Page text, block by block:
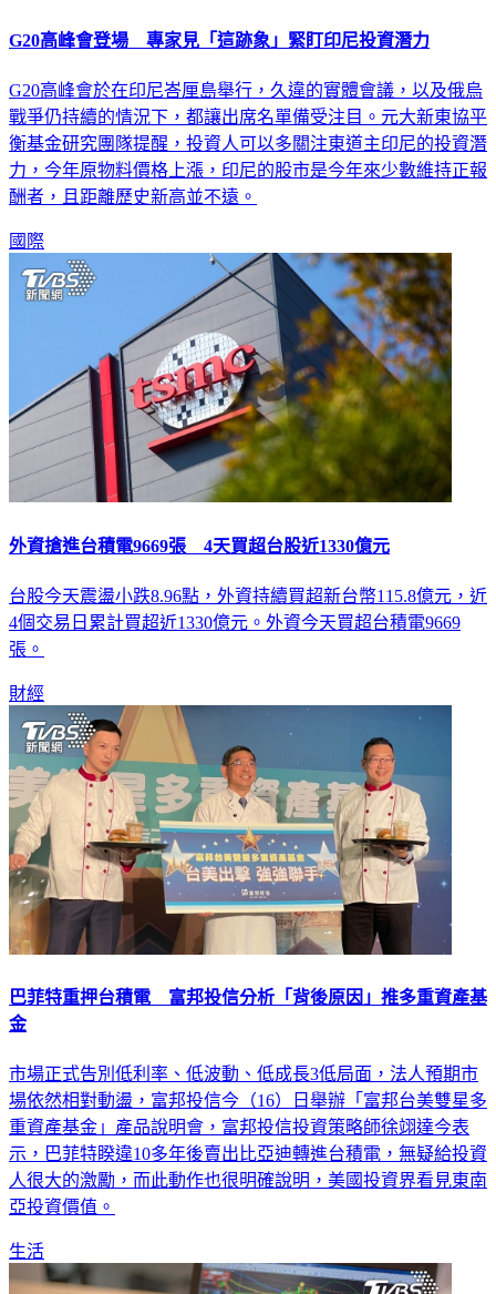
G20高峰會登場 專家見「這跡象」緊盯印尼投資潛力
G20高峰會於在印尼峇厘島舉行，久違的實體會議，以及俄烏
戰爭仍持續的情況下，都讓出席名單備受注目。元大新東協平
衡基金研究團隊提醒，投資人可以多關注東道主印尼的投資潛
力，今年原物料價格上漲，印尼的股市是今年來少數維持正報
酬者，且距離歷史新高並不遠。
國際
外資搶進台積電9669張 4天買超台股近1330億元
台股今天震盪小跌8.96點，外資持續買超新台幣115.8億元，近
4個交易日累計買超近1330億元。外資今天買超台積電9669
張。
財經
巴菲特重押台積電 富邦投信分析「背後原因」推多重資產基
金
市場正式告別低利率、低波動、低成長3低局面，法人預期市
場依然相對動盪，富邦投信今（16）日舉辦「富邦台美雙星多
重資產基金」產品說明會，富邦投信投資策略師徐翊達今表
示，巴菲特睽違10多年後賣出比亞迪轉進台積電，無疑給投資
人很大的激勵，而此動作也很明確說明，美國投資界看見東南
亞投資價值。
生活